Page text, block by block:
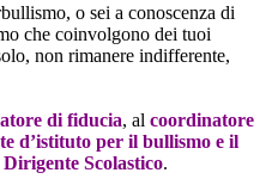
o sei a conoscenza di
che coinvolgono dei tuoi
non rimanere indifferente,
di fiducia, al coordinatore
d’istituto per il bullismo e il
Dirigente Scolastico.